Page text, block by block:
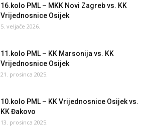
16.kolo PML – MKK Novi Zagreb vs. KK
Vrijednosnice Osijek
5. veljače 2026.
11.kolo PML – KK Marsonija vs. KK
Vrijednosnice Osijek
21. prosinca 2025.
10.kolo PML – KK Vrijednosnice Osijek vs.
KK Đakovo
13. prosinca 2025.